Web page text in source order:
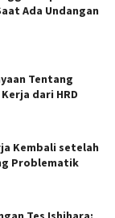
Ada Undangan
Tentang
dari HRD
Kembali setelah
Problematik